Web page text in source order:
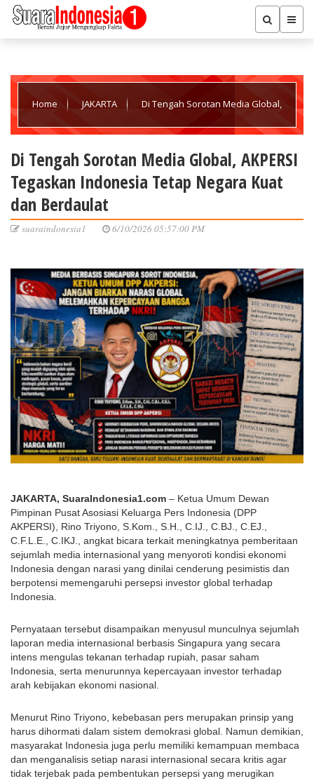
Home JAKARTA Di Tengah Sorotan Media Global,
Di Tengah Sorotan Media Global, AKPERSI
Tegaskan Indonesia Tetap Negara Kuat
dan Berdaulat
suaraindonesia1 6/10/2026 05:57:00 PM
JAKARTA, SuaraIndonesia1.com – Ketua Umum Dewan
Pimpinan Pusat Asosiasi Keluarga Pers Indonesia (DPP
AKPERSI), Rino Triyono, S.Kom., S.H., C.IJ., C.BJ., C.EJ.,
C.F.L.E., C.IKJ., angkat bicara terkait meningkatnya pemberitaan
sejumlah media internasional yang menyoroti kondisi ekonomi
Indonesia dengan narasi yang dinilai cenderung pesimistis dan
berpotensi memengaruhi persepsi investor global terhadap
Indonesia.
Pernyataan tersebut disampaikan menyusul munculnya sejumlah
laporan media internasional berbasis Singapura yang secara
intens mengulas tekanan terhadap rupiah, pasar saham
Indonesia, serta menurunnya kepercayaan investor terhadap
arah kebijakan ekonomi nasional.
Menurut Rino Triyono, kebebasan pers merupakan prinsip yang
harus dihormati dalam sistem demokrasi global. Namun demikian,
masyarakat Indonesia juga perlu memiliki kemampuan membaca
dan menganalisis setiap narasi internasional secara kritis agar
tidak terjebak pada pembentukan persepsi yang merugikan